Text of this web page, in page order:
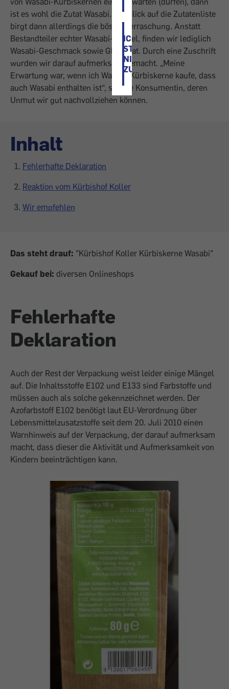
ICH
STIMME
NICHT
ZU
ist es wohl die Zutat Wasabi. Ein Blick auf die Zutatenliste
birgt dann allerdings die böse Überraschung. Anstatt
Bestandteiler echter Wasabi-Wurzel, finden wir lediglich
Wasabi-Geschmack sowie Glutamat. Durch eine Zuschrift
wurden wir darauf aufmerksam gemacht. „Meine
Erwartung war, wenn ich Wasabi-Kürbiskerne kaufe, dass
auch Wasabi enthalten ist“, so eine Konsumentin, deren
Unmut wir gut nachvollziehen können.
Inhalt
Fehlerhafte Deklaration
Reaktion vom Kürbishof Koller
Wir empfehlen
Das steht drauf: "Kürbishof Koller Kürbiskerne Wasabi"
Gekauf bei: diversen Onlineshops
Fehlerhafte
Deklaration
Auch der Rest der Verpackung weist leider einige Mängel
auf. Die Inhaltsstoffe E102 und E133 sind Farbstoffe und
müssen auch als solche gekennzeichnet werden. Der
Azofarbstoff E102 benötigt laut EU-Verordnung über
Lebensmittelzusatzstoffe seit dem 20. Juli 2010 einen
Warnhinweis auf der Verpackung, der darauf aufmerksam
macht, dass dieser die Aktivität und Aufmerksamkeit von
Kindern beeinträchtigen kann.